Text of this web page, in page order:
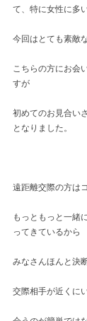
て、特に女性に多
今回はとても素敵
こちらの方にお会
すが
初めてのお見合い
となりました。
遠距離交際の方は
もっともっと一緒
ってきているから
みなさんほんと決
交際相手が近くに